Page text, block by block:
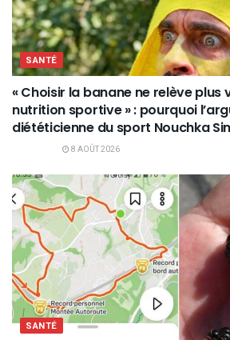
SANTÉ
« Choisir la banane ne relève plus
nutrition sportive » : pourquoi
diététicienne du sport Nouchka
8 AOÛT 2026
SANTÉ